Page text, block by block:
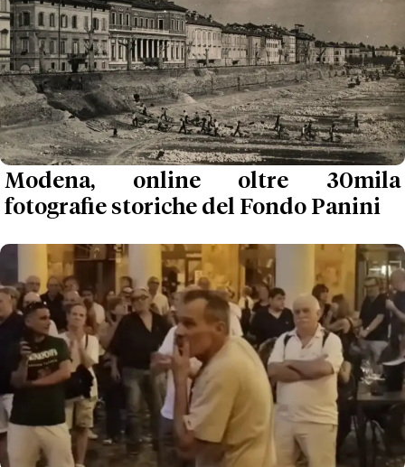
Modena, online oltre 30mila
fotografie storiche del Fondo Panini